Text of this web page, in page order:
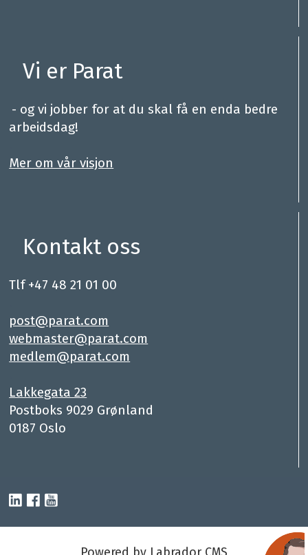
Vi er Parat
- og vi jobber for at du skal få en enda bedre
arbeidsdag!
Mer om vår visjon
Kontakt oss
Tlf +47 48 21 01 00
post@parat.com
webmaster@parat.com
medlem@parat.com
Lakkegata 23
Postboks 9029 Grønland
0187 Oslo